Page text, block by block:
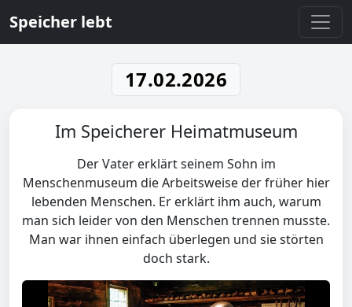
Speicher lebt
17.02.2026
Im Speicherer Heimatmuseum
Der Vater erklärt seinem Sohn im
Menschenmuseum die Arbeitsweise der früher hier
lebenden Menschen. Er erklärt ihm auch, warum
man sich leider von den Menschen trennen musste.
Man war ihnen einfach überlegen und sie störten
doch stark.